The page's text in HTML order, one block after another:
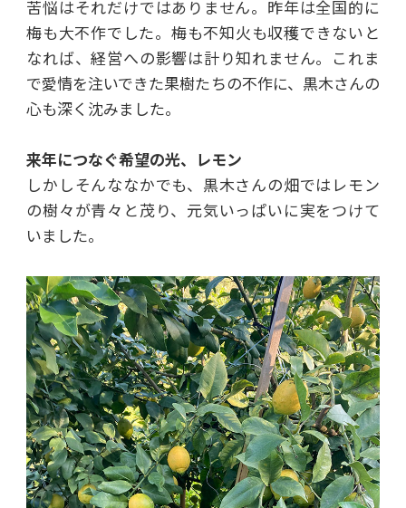
苦悩はそれだけではありません。昨年は全国的に
梅も大不作でした。梅も不知火も収穫できないと
なれば、経営への影響は計り知れません。これま
で愛情を注いできた果樹たちの不作に、黒木さんの
心も深く沈みました。
来年につなぐ希望の光、レモン
しかしそんななかでも、黒木さんの畑ではレモン
の樹々が青々と茂り、元気いっぱいに実をつけて
いました。